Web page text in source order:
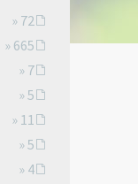
» 72
» 665
» 7
» 5
» 11
» 5
» 4